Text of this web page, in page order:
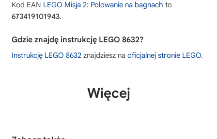
Kod EAN LEGO Misja 2: Polowanie na bagnach to
673419101943.
Gdzie znajdę instrukcję LEGO 8632?
Instrukcję LEGO 8632 znajdziesz na oficjalnej stronie LEGO.
Więcej